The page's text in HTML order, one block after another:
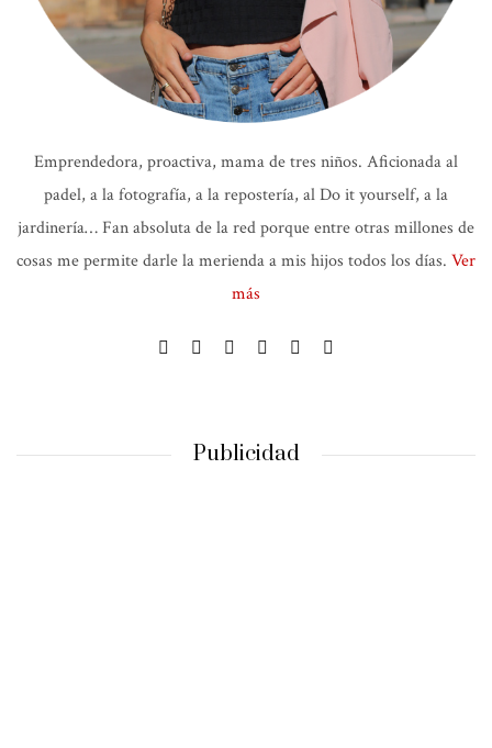
Emprendedora, proactiva, mama de tres niños. Aficionada al
padel, a la fotografía, a la repostería, al Do it yourself, a la
jardinería… Fan absoluta de la red porque entre otras millones de
cosas me permite darle la merienda a mis hijos todos los días. Ver
más
Publicidad